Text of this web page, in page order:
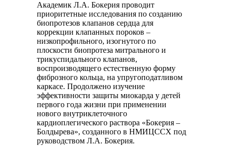
Академик Л.А. Бокерия проводит
приоритетные исследования по созданию
биопротезов клапанов сердца для
коррекции клапанных пороков –
низкопрофильного, изогнутого по
плоскости биопротеза митрального и
трикуспидального клапанов,
воспроизводящего естественную форму
фиброзного кольца, на упругоподатливом
каркасе. Продолжено изучение
эффективности защиты миокарда у детей
первого года жизни при применении
нового внутриклеточного
кардиоплегического раствора «Бокерия –
Болдырева», созданного в НМИЦССХ под
руководством Л.А. Бокерия.